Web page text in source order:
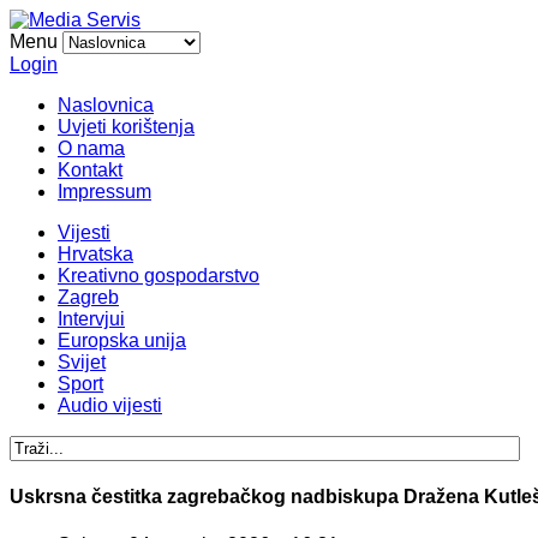
Menu
Login
Naslovnica
Uvjeti korištenja
O nama
Kontakt
Impressum
Vijesti
Hrvatska
Kreativno gospodarstvo
Zagreb
Intervjui
Europska unija
Svijet
Sport
Audio vijesti
Uskrsna čestitka zagrebačkog nadbiskupa Dražena